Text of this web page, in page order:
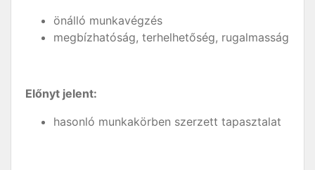
önálló munkavégzés
megbízhatóság, terhelhetőség, rugalmasság
Előnyt jelent:
hasonló munkakörben szerzett tapasztalat